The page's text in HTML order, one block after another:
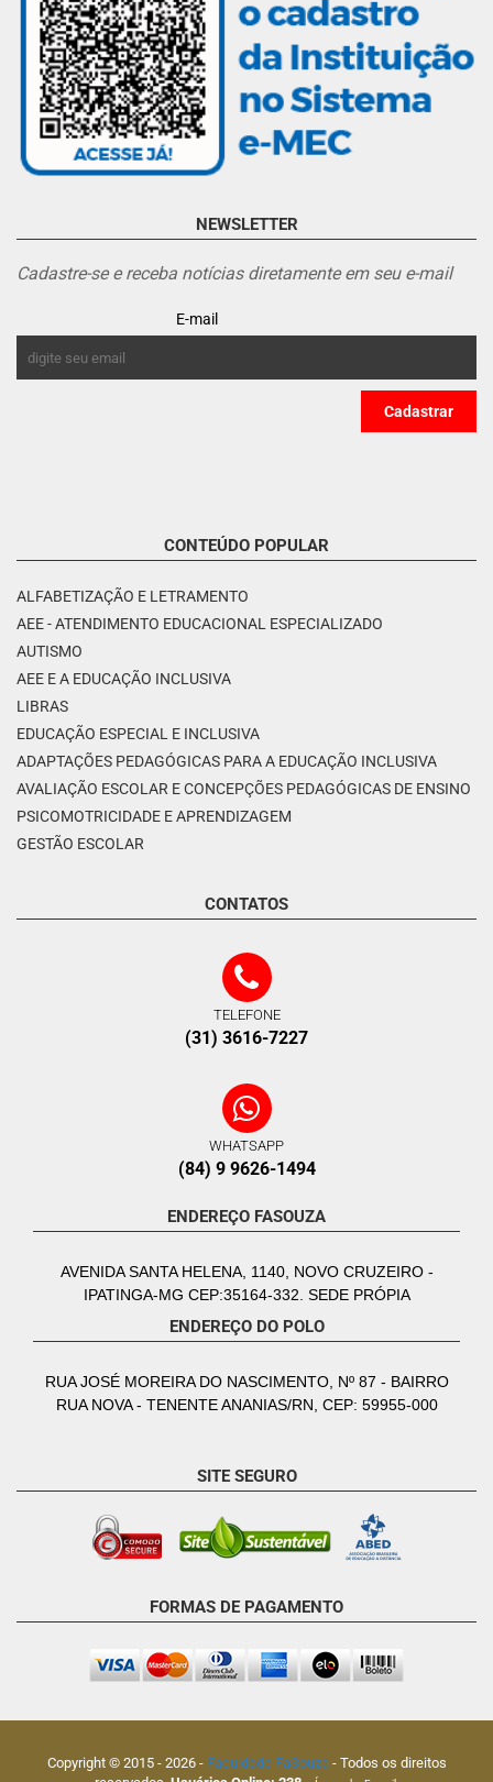
NEWSLETTER
Cadastre-se e receba notícias diretamente em seu e-mail
E-mail
CONTEÚDO POPULAR
ALFABETIZAÇÃO E LETRAMENTO
AEE - ATENDIMENTO EDUCACIONAL ESPECIALIZADO
AUTISMO
AEE E A EDUCAÇÃO INCLUSIVA
LIBRAS
EDUCAÇÃO ESPECIAL E INCLUSIVA
ADAPTAÇÕES PEDAGÓGICAS PARA A EDUCAÇÃO INCLUSIVA
AVALIAÇÃO ESCOLAR E CONCEPÇÕES PEDAGÓGICAS DE ENSINO
PSICOMOTRICIDADE E APRENDIZAGEM
GESTÃO ESCOLAR
CONTATOS
TELEFONE
(31) 3616-7227
WHATSAPP
(84) 9 9626-1494
ENDEREÇO FASOUZA
AVENIDA SANTA HELENA, 1140, NOVO CRUZEIRO -
IPATINGA-MG CEP:35164-332. SEDE PRÓPIA
ENDEREÇO DO POLO
RUA JOSÉ MOREIRA DO NASCIMENTO, Nº 87 - BAIRRO
RUA NOVA - TENENTE ANANIAS/RN, CEP: 59955-000
SITE SEGURO
FORMAS DE PAGAMENTO
Copyright © 2015 - 2026- Faculdade FaSouza- Todos os direitos